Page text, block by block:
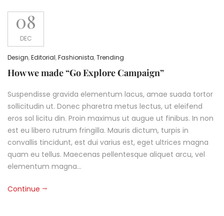
08
DEC
Design,Editorial,Fashionista,Trending
How we made “Go Explore Campaign”
Suspendisse gravida elementum lacus, amae suada tortor
sollicitudin ut. Donec pharetra metus lectus, ut eleifend
eros sol licitu din. Proin maximus ut augue ut finibus. In non
est eu libero rutrum fringilla. Mauris dictum, turpis in
convallis tincidunt, est dui varius est, eget ultrices magna
quam eu tellus. Maecenas pellentesque aliquet arcu, vel
elementum magna…
Continue